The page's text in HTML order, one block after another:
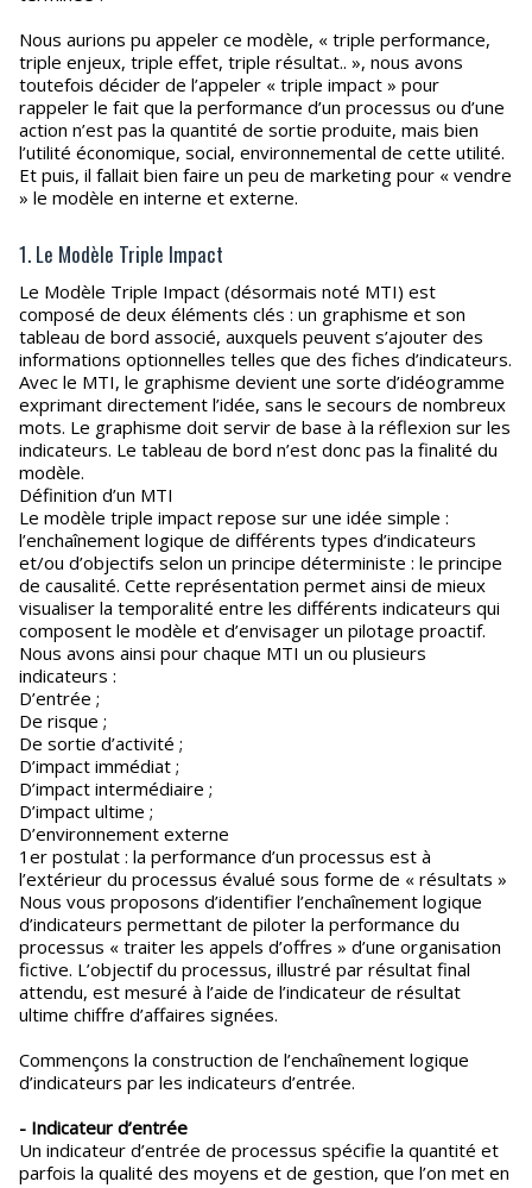
Nous aurions pu appeler ce modèle, « triple performance,
triple enjeux, triple effet, triple résultat.. », nous avons
toutefois décider de l’appeler « triple impact » pour
rappeler le fait que la performance d’un processus ou d’une
action n’est pas la quantité de sortie produite, mais bien
l’utilité économique, social, environnemental de cette utilité.
Et puis, il fallait bien faire un peu de marketing pour « vendre
» le modèle en interne et externe.
1. Le Modèle Triple Impact
Le Modèle Triple Impact (désormais noté MTI) est
composé de deux éléments clés : un graphisme et son
tableau de bord associé, auxquels peuvent s’ajouter des
informations optionnelles telles que des fiches d’indicateurs.
Avec le MTI, le graphisme devient une sorte d’idéogramme
exprimant directement l’idée, sans le secours de nombreux
mots. Le graphisme doit servir de base à la réflexion sur les
indicateurs. Le tableau de bord n’est donc pas la finalité du
modèle.
Définition d’un MTI
Le modèle triple impact repose sur une idée simple :
l’enchaînement logique de différents types d’indicateurs
et/ou d’objectifs selon un principe déterministe : le principe
de causalité. Cette représentation permet ainsi de mieux
visualiser la temporalité entre les différents indicateurs qui
composent le modèle et d’envisager un pilotage proactif.
Nous avons ainsi pour chaque MTI un ou plusieurs
indicateurs :
D’entrée ;
De risque ;
De sortie d’activité ;
D’impact immédiat ;
D’impact intermédiaire ;
D’impact ultime ;
D’environnement externe
1er postulat : la performance d’un processus est à
l’extérieur du processus évalué sous forme de « résultats »
Nous vous proposons d’identifier l’enchaînement logique
d’indicateurs permettant de piloter la performance du
processus « traiter les appels d’offres » d’une organisation
fictive. L’objectif du processus, illustré par résultat final
attendu, est mesuré à l’aide de l’indicateur de résultat
ultime chiffre d’affaires signées.
Commençons la construction de l’enchaînement logique
d’indicateurs par les indicateurs d’entrée.
- Indicateur d’entrée
Un indicateur d’entrée de processus spécifie la quantité et
parfois la qualité des moyens et de gestion, que l’on met en